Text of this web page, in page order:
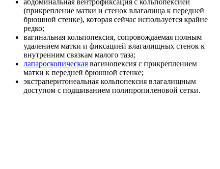
(прикрепление матки и стенок влагалища к передней
брюшной стенке), которая сейчас используется крайне
редко;
вагинальная кольпопексия, сопровождаемая полным
удалением матки и фиксацией влагалищных стенок к
внутренним связкам малого таза;
лапароскопическая вагинопексия с прикреплением
матки к передней брюшной стенке;
экстраперитонеальная кольпопексия влагалищным
доступом с подшиванием полипропиленовой сетки.